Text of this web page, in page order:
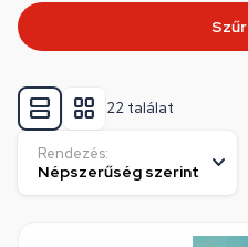
22 találat
Rendezés: